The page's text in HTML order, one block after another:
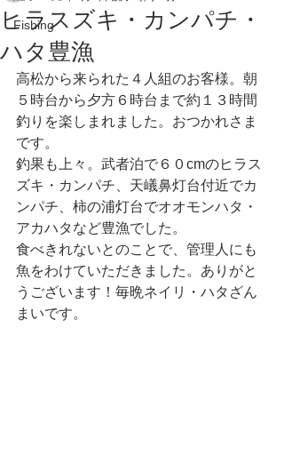
Fishing
ヒラスズキ・カンパチ・
ハタ豊漁
高松から来られた４人組のお客様。朝
５時台から夕方６時台まで約１３時間
釣りを楽しまれました。おつかれさま
です。
釣果も上々。武者泊で６０cmのヒラス
ズキ・カンパチ、天嶬鼻灯台付近でカ
ンパチ、柿の浦灯台でオオモンハタ・
アカハタなど豊漁でした。
食べきれないとのことで、管理人にも
魚をわけていただきました。ありがと
うございます！毎晩ネイリ・ハタざん
まいです。